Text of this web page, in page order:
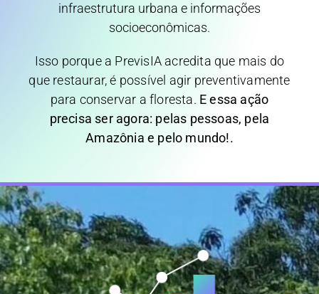
infraestrutura urbana e informações
socioeconômicas.
Isso porque a PrevisIA acredita que mais do
que restaurar, é possível agir preventivamente
para conservar a floresta. E essa ação
precisa ser agora: pelas pessoas, pela
Amazônia e pelo mundo!.